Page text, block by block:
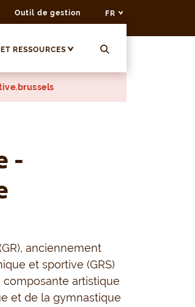
Outil de gestion FR
RESSOURCES
-
anciennement
et sportive (GRS)
artistique
et de la gymnastique